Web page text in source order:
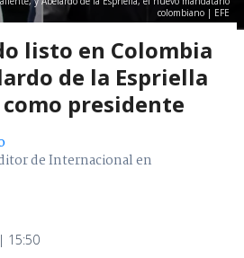
colombiano | EFE
listo en Colombia
de la Espriella
presidente
de Internacional en
15:50